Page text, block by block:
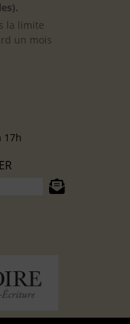
la limite
un mois
17h